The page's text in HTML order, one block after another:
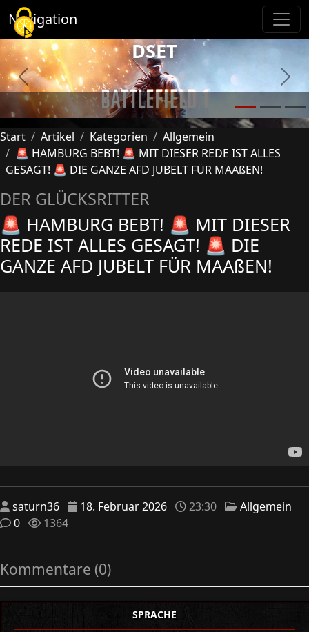
Navigation
Previous Next
DSET
Start Artikel Kategorien
Allgemein
🚨 HAMBURG BEBT! 🚨 MIT DIESER REDE IST ALLES
GESAGT! 🚨 DIE GANZE AFD JUBELT FÜR MAAßEN!
DER GLÜCKSRITTER
🚨 HAMBURG BEBT! 🚨 MIT DIESER
REDE IST ALLES GESAGT! 🚨 DIE
GANZE AFD JUBELT FÜR MAAßEN!
saturn36 18. Februar 2026 23:30
Allgemein
0
1364
Kommentare (0)
SPRACHE
Cookie-Einstellungen